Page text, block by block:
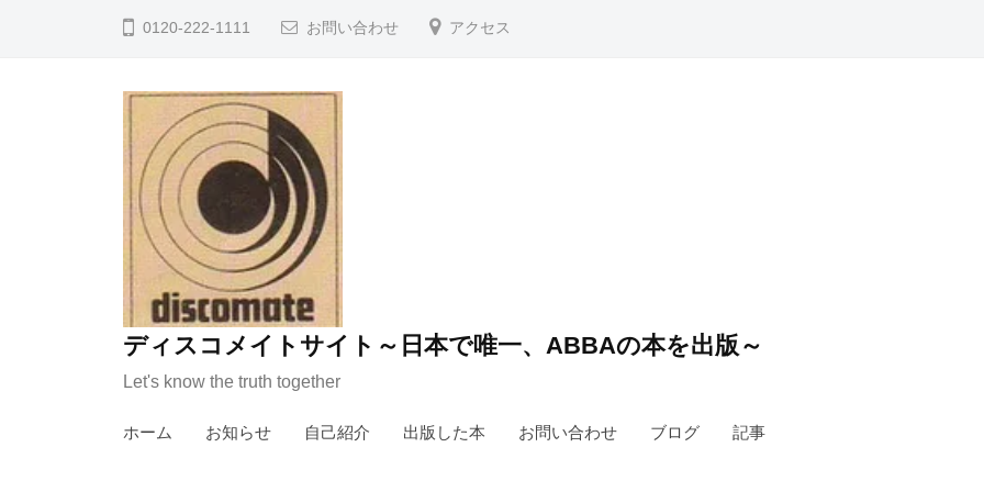
0120-222-1111 お問い合わせ アクセス
ディスコメイトサイト～日本で唯一、ABBAの本を出版～
Let's know the truth together
ホーム お知らせ 自己紹介 出版した本 お問い合わせ ブログ 記事